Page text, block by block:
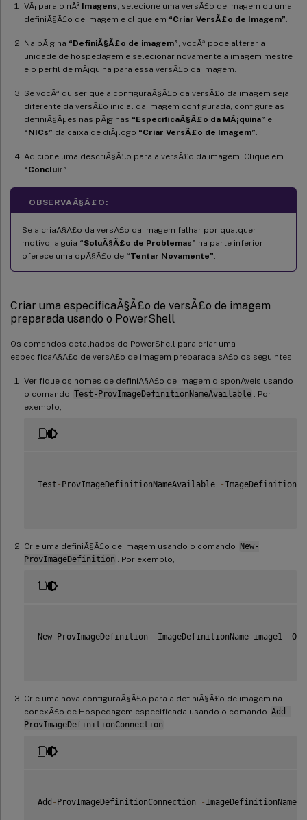
VÃ¡ para o nÃ³ Imagens , selecione uma versÃ£o de imagem ou uma
definiÃ§Ã£o de imagem e clique em “Criar VersÃ£o de Imagem”
Na pÃ¡gina “DefiniÃ§Ã£o de imagem” , vocÃª pode alterar a
unidade de hospedagem e selecionar novamente a imagem mestre
e o perfil de mÃ¡quina para essa versÃ£o da imagem.
Se vocÃª quiser que a configuraÃ§Ã£o da versÃ£o da imagem seja
diferente da versÃ£o inicial da imagem configurada, configure as
definiÃ§Ãµes nas pÃ¡ginas “EspecificaÃ§Ã£o da MÃ¡quina” e
“NICs” da caixa de diÃ¡logo “Criar VersÃ£o de Imagem”
Adicione uma descriÃ§Ã£o para a versÃ£o da imagem. Clique em
“Concluir”
OBSERVAÃ§Ã£O:
Se a criaÃ§Ã£o da versÃ£o da imagem falhar por qualquer
motivo, a guia “SoluÃ§Ã£o de Problemas” na parte inferior
oferece uma opÃ§Ã£o de “Tentar Novamente”
Criar uma especificaÃ§Ã£o de versÃ£o de imagem
preparada usando o PowerShell
Os comandos detalhados do PowerShell para criar uma
especificaÃ§Ã£o de versÃ£o de imagem preparada sÃ£o os seguintes:
Verifique os nomes de definiÃ§Ã£o de imagem disponÃ­veis usando
o comando Test-ProvImageDefinitionNameAvailable
. Por
exemplo,
Test - ProvImageDefinitionNameAvailable -
Crie uma definiÃ§Ã£o de imagem usando o comando New-
ProvImageDefinition
. Por exemplo,
New- ProvImageDefinition - ImageDefinitionName image1 -
Crie uma nova configuraÃ§Ã£o para a definiÃ§Ã£o de imagem na
conexÃ£o de Hospedagem especificada usando o comando Add-
ProvImageDefinitionConnection
Add - ProvImageDefinitionConnection - ImageDefinitionName